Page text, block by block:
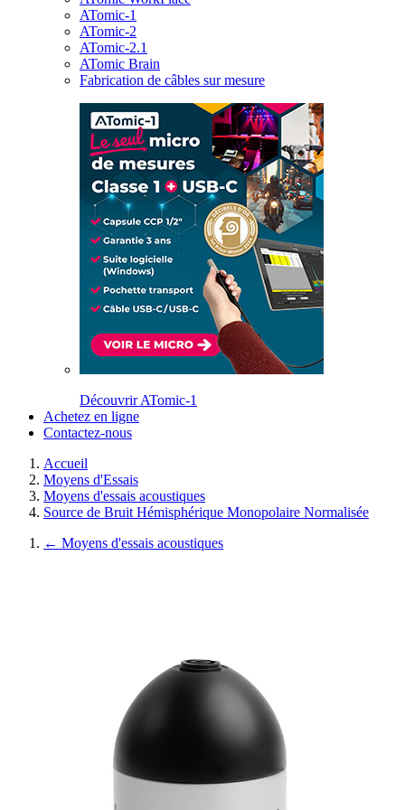
ATomic-1
ATomic-2
ATomic-2.1
ATomic Brain
Fabrication de câbles sur mesure
Découvrir ATomic-1
Achetez en ligne
Contactez-nous
Accueil
Moyens d'Essais
Moyens d'essais acoustiques
Source de Bruit Hémisphérique Monopolaire Normalisée
← Moyens d'essais acoustiques